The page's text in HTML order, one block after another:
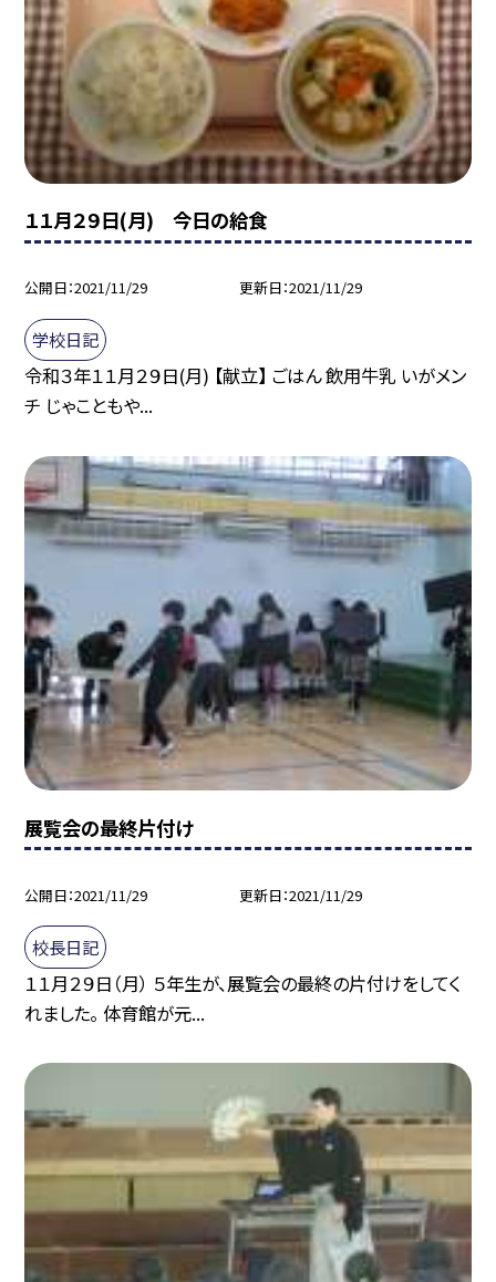
１１月２９日(月) 今日の給食
公開日 2021/11/29 更新日 2021/11/29
学校日記
令和３年１１月２９日(月) 【献立】 ごはん 飲用牛乳 いがメン
チ じゃこともや...
展覧会の最終片付け
公開日 2021/11/29 更新日 2021/11/29
校長日記
１１月２９日（月） ５年生が、展覧会の最終の片付けをしてく
れました。 体育館が元...